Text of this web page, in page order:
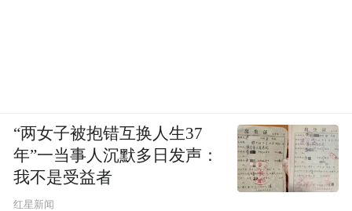
“两女子被抱错互换人生37
年”一当事人沉默多日发声：
我不是受益者
红星新闻